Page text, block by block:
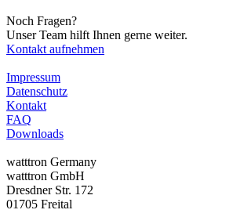
Noch Fragen?
Unser Team hilft Ihnen gerne weiter.
Kontakt aufnehmen
Impressum
Datenschutz
Kontakt
FAQ
Downloads
watttron Germany
watttron GmbH
Dresdner Str. 172
01705 Freital